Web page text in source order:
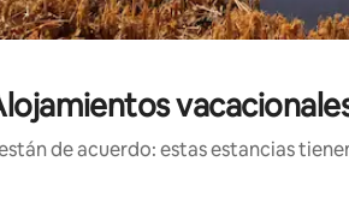
de acuerdo: estas estancias